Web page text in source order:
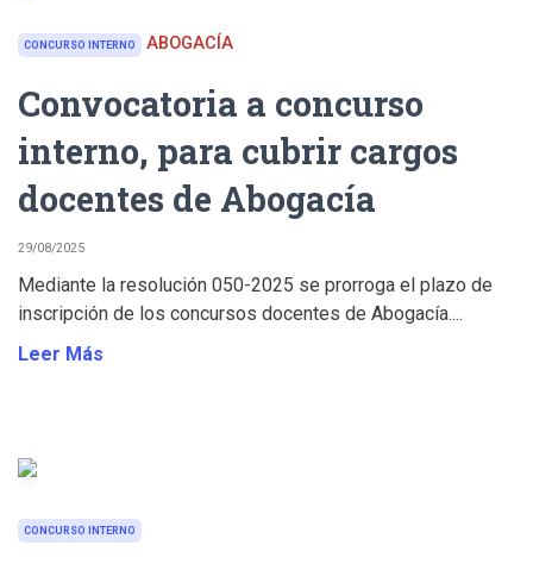
CONCURSO INTERNO ABOGACÍA
Convocatoria a concurso
interno, para cubrir cargos
docentes de Abogacía
29/08/2025
Mediante la resolución 050-2025 se prorroga el plazo de
inscripción de los concursos docentes de Abogacía....
Leer Más
CONCURSO INTERNO